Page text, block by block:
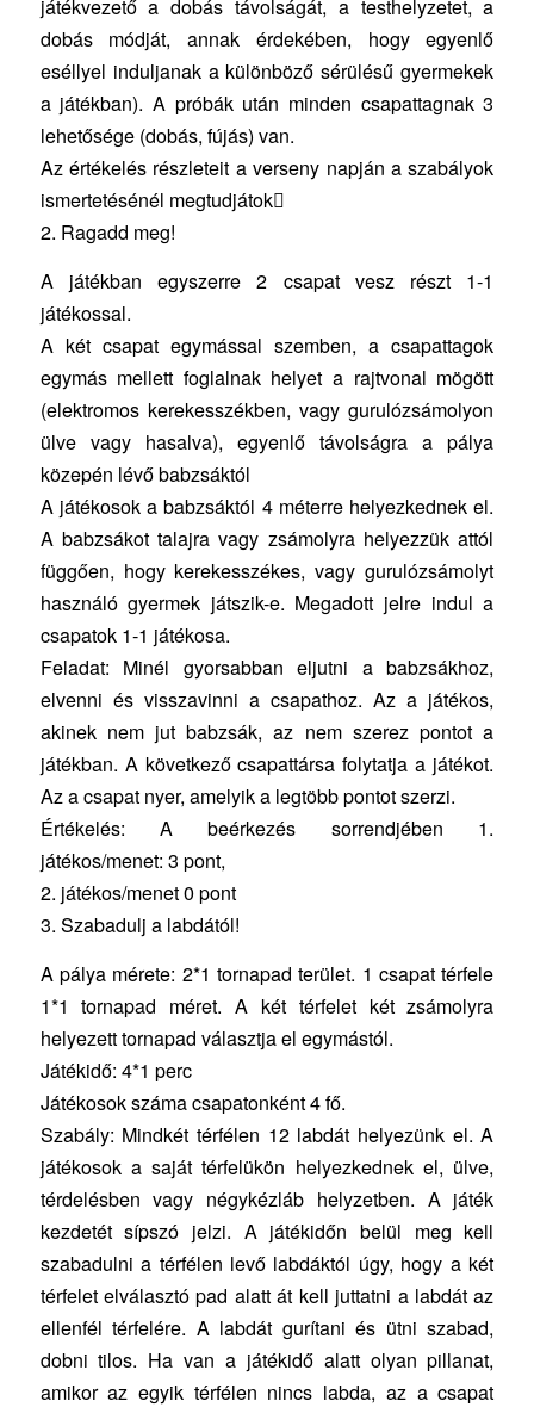
játékvezető a dobás távolságát, a testhelyzetet, a
dobás módját, annak érdekében, hogy egyenlő
eséllyel induljanak a különböző sérülésű gyermekek
a játékban). A próbák után minden csapattagnak 3
lehetősége (dobás, fújás) van.
Az értékelés részleteit a verseny napján a szabályok
ismertetésénél megtudjátok
2. Ragadd meg!
A játékban egyszerre 2 csapat vesz részt 1-1
játékossal.
A két csapat egymással szemben, a csapattagok
egymás mellett foglalnak helyet a rajtvonal mögött
(elektromos kerekesszékben, vagy gurulózsámolyon
ülve vagy hasalva), egyenlő távolságra a pálya
közepén lévő babzsáktól
A játékosok a babzsáktól 4 méterre helyezkednek el.
A babzsákot talajra vagy zsámolyra helyezzük attól
függően, hogy kerekesszékes, vagy gurulózsámolyt
használó gyermek játszik-e. Megadott jelre indul a
csapatok 1-1 játékosa.
Feladat: Minél gyorsabban eljutni a babzsákhoz,
elvenni és visszavinni a csapathoz. Az a játékos,
akinek nem jut babzsák, az nem szerez pontot a
játékban. A következő csapattársa folytatja a játékot.
Az a csapat nyer, amelyik a legtöbb pontot szerzi.
Értékelés: A beérkezés sorrendjében 1.
játékos/menet: 3 pont,
2. játékos/menet 0 pont
3. Szabadulj a labdától!
A pálya mérete: 2*1 tornapad terület. 1 csapat térfele
1*1 tornapad méret. A két térfelet két zsámolyra
helyezett tornapad választja el egymástól.
Játékidő: 4*1 perc
Játékosok száma csapatonként 4 fő.
Szabály: Mindkét térfélen 12 labdát helyezünk el. A
játékosok a saját térfelükön helyezkednek el, ülve,
térdelésben vagy négykézláb helyzetben. A játék
kezdetét sípszó jelzi. A játékidőn belül meg kell
szabadulni a térfélen levő labdáktól úgy, hogy a két
térfelet elválasztó pad alatt át kell juttatni a labdát az
ellenfél térfelére. A labdát gurítani és ütni szabad,
dobni tilos. Ha van a játékidő alatt olyan pillanat,
amikor az egyik térfélen nincs labda, az a csapat